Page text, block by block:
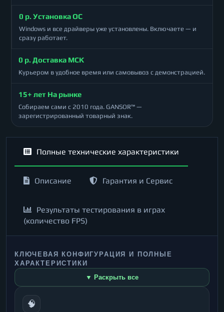
0 р. Установка ОС
Windows и все драйверы уже установлены. Включаете — и
сразу работает.
0 р. Доставка МСК
Курьером в удобное время или самовывоз с демонстрацией.
15+ лет На рынке
Собираем сами с 2010 года. GANSOR™ —
зарегистрированный товарный знак.
Полные технические характеристики
Описание Гарантия и Сервис
Результаты тестирования в играх
(количество FPS)
КЛЮЧЕВАЯ КОНФИГУРАЦИЯ И ПОЛНЫЕ
ХАРАКТЕРИСТИКИ
▼ Раскрыть все
🧠